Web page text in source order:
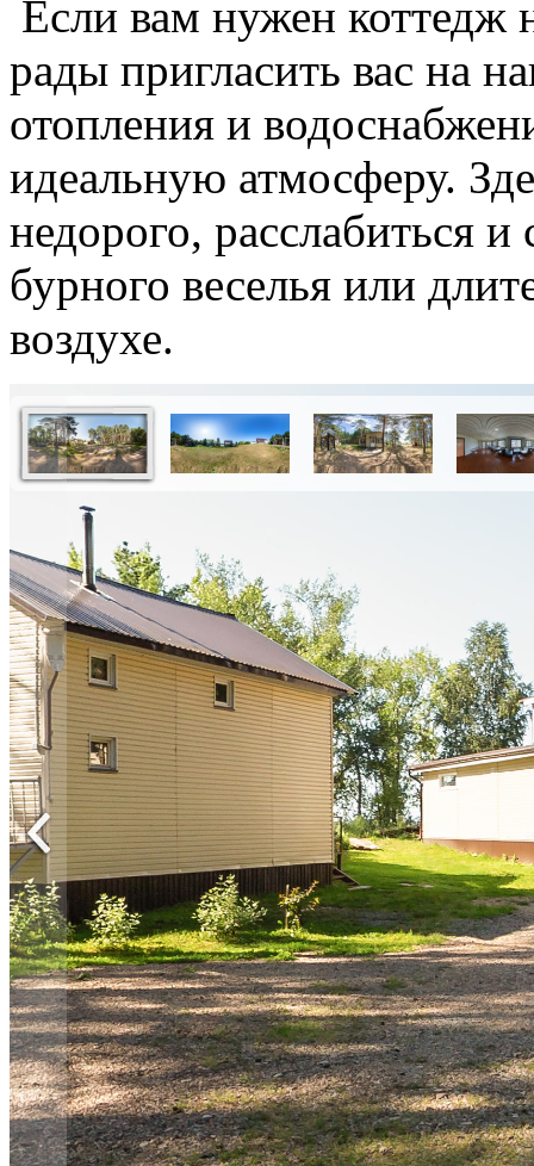
Если вам нужен коттедж
рады пригласить вас на
отопления и
идеальную атмосферу.
недорого, расслабиться
бурного веселья или
воздухе.